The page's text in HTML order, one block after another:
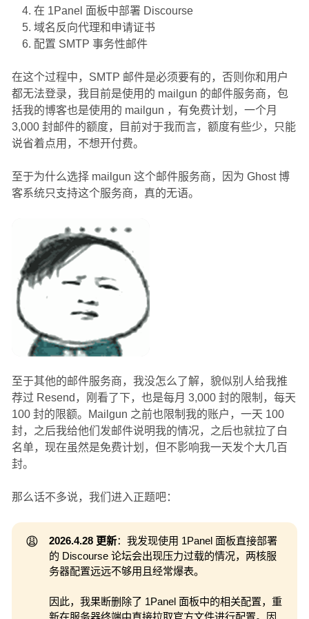
在 1Panel 面板中部署 Discourse
域名反向代理和申请证书
配置 SMTP 事务性邮件
在这个过程中，SMTP 邮件是必须要有的，否则你和用户
都无法登录，我目前是使用的 mailgun 的邮件服务商，包
括我的博客也是使用的 mailgun ，有免费计划，一个月
3,000 封邮件的额度，目前对于我而言，额度有些少，只能
说省着点用，不想开付费。
至于为什么选择 mailgun 这个邮件服务商，因为 Ghost 博
客系统只支持这个服务商，真的无语。
至于其他的邮件服务商，我没怎么了解，貌似别人给我推
荐过 Resend，刚看了下，也是每月 3,000 封的限制，每天
100 封的限额。Mailgun 之前也限制我的账户，一天 100
封，之后我给他们发邮件说明我的情况，之后也就拉了白
名单，现在虽然是免费计划，但不影响我一天发个大几百
封。
那么话不多说，我们进入正题吧：
😩 2026.4.28 更新：我发现使用 1Panel 面板直接部署
的 Discourse 论坛会出现压力过载的情况，两核服
务器配置远远不够用且经常爆表。
因此，我果断删除了 1Panel 面板中的相关配置，重
新在服务器终端中直接拉取官方文件进行配置。因